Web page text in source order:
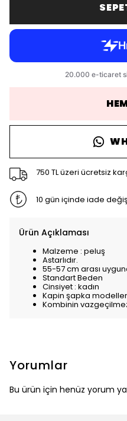
750 TL üzeri ücretsiz
10 gün içinde iade
Ürün Açıklaması
Malzeme : peluş
Astarlıdır.
55-57 cm arası
Standart Beden
Cinsiyet : kadın
Kapin şapka
Kombinin
Yorumlar
Bu ürün için henüz yorum